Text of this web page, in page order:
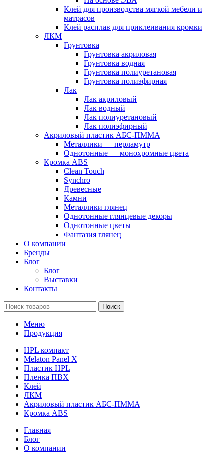
Клей для производства мягкой мебели и
матрасов
Клей расплав для приклеивания кромки
ЛКМ
Грунтовка
Грунтовка акриловая
Грунтовка водная
Грунтовка полиуретановая
Грунтовка полиэфирная
Лак
Лак акриловый
Лак водный
Лак полиуретановый
Лак полиэфирный
Акриловый пластик АБС-ПММА
Металлики — перламутр
Однотонные — монохромные цвета
Кромка ABS
Clean Touch
Synchro
Древесные
Камни
Металлики глянец
Однотонные глянцевые декоры
Однотонные цветы
Фантазия глянец
О компании
Бренды
Блог
Блог
Выставки
Контакты
Поиск
Меню
Продукция
HPL компакт
Melaton Panel X
Пластик HPL
Пленка ПВХ
Клей
ЛКМ
Акриловый пластик АБС-ПММА
Кромка ABS
Главная
Блог
О компании